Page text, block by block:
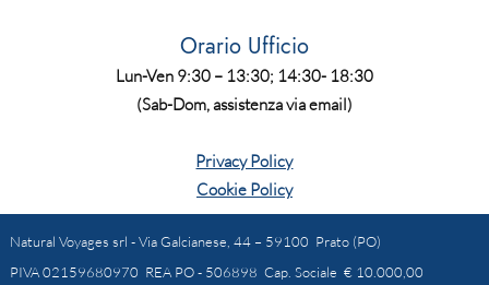
Orario Ufficio
Lun-Ven 9:30 – 13:30; 14:30- 18:30
(Sab-Dom, assistenza via email)
Privacy Policy
Cookie Policy
Natural Voyages srl - Via Galcianese, 44 – 59100 Prato (PO)
PIVA 02159680970 REA PO - 506898 Cap. Sociale € 10.000,00